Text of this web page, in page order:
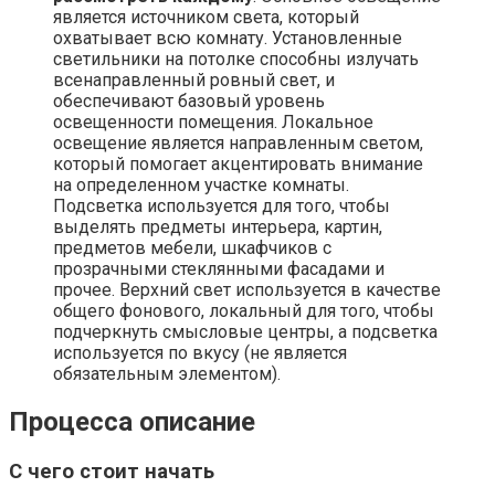
является источником света, который
охватывает всю комнату. Установленные
светильники на потолке способны излучать
всенаправленный ровный свет, и
обеспечивают базовый уровень
освещенности помещения. Локальное
освещение является направленным светом,
который помогает акцентировать внимание
на определенном участке комнаты.
Подсветка используется для того, чтобы
выделять предметы интерьера, картин,
предметов мебели, шкафчиков с
прозрачными стеклянными фасадами и
прочее. Верхний свет используется в качестве
общего фонового, локальный для того, чтобы
подчеркнуть смысловые центры, а подсветка
используется по вкусу (не является
обязательным элементом).
Процесса описание
С чего стоит начать